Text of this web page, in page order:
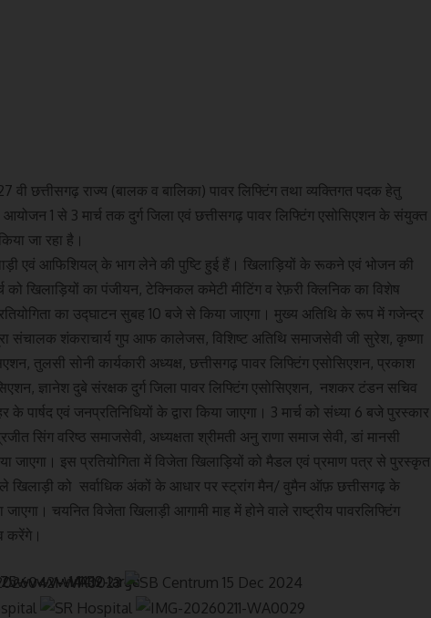
वी छत्तीसगढ़ राज्य (बालक व बालिका) पावर लिफ्टिंग तथा व्यक्तिगत पदक हेतु
1 से 3 मार्च तक दुर्ग जिला एवं छत्तीसगढ़ पावर लिफ्टिंग एसोसिएशन के संयुक्त
जा रहा है।
एवं आफिशियल् के भाग लेने की पुष्टि हुई हैं। खिलाड़ियों के रूकने एवं भोजन की
को खिलाड़ियों का पंजीयन, टेक्निकल कमेटी मीटिंग व रेफ़री क्लिनिक का विशेष
का उद्घाटन सुबह 10 बजे से किया जाएगा। मुख्य अतिथि के रूप में गजेन्द्र
संचालक शंकराचार्य गुप आफ कालेजस, विशिष्ट अतिथि समाजसेवी जी सुरेश, कृष्णा
तुलसी सोनी कार्यकारी अध्यक्ष, छत्तीसगढ़ पावर लिफ्टिंग एसोसिएशन, प्रकाश
ज्ञानेश दुबे संरक्षक दुर्ग जिला पावर लिफ्टिंग एसोसिएशन, नशकर टंडन सचिव
के पार्षद एवं जनप्रतिनिधियों के द्वारा किया जाएगा। 3 मार्च को संध्या 6 बजे पुरस्कार
सिंग वरिष्ठ समाजसेवी, अध्यक्षता श्रीमती अनु राणा समाज सेवी, डां मानसी
जाएगा। इस प्रतियोगिता में विजेता खिलाड़ियों को मैडल एवं प्रमाण पत्र से पुरस्कृत
खिलाड़ी को सर्वाधिक अंकों के आधार पर स्ट्रांग मैन/ वुमैन ऑफ़ छत्तीसगढ़ के
चयनित विजेता खिलाड़ी आगामी माह में होने वाले राष्ट्रीय पावरलिफ्टिंग
करेंगे।